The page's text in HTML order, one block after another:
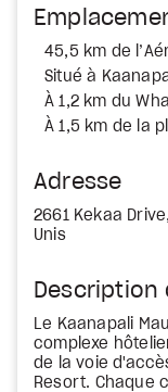
45,5 km de
Situé à
À 1,2 km du
À 1,5 km de la
Adresse
2661 Kekaa
Unis
Description
Le Kaanapali
complexe
de la voie
Resort. Chaque